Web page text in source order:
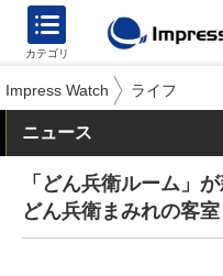
カテゴリ
Impress Watch ライフ
ニュース
「どん兵衛ルーム」
どん兵衛まみれの客室